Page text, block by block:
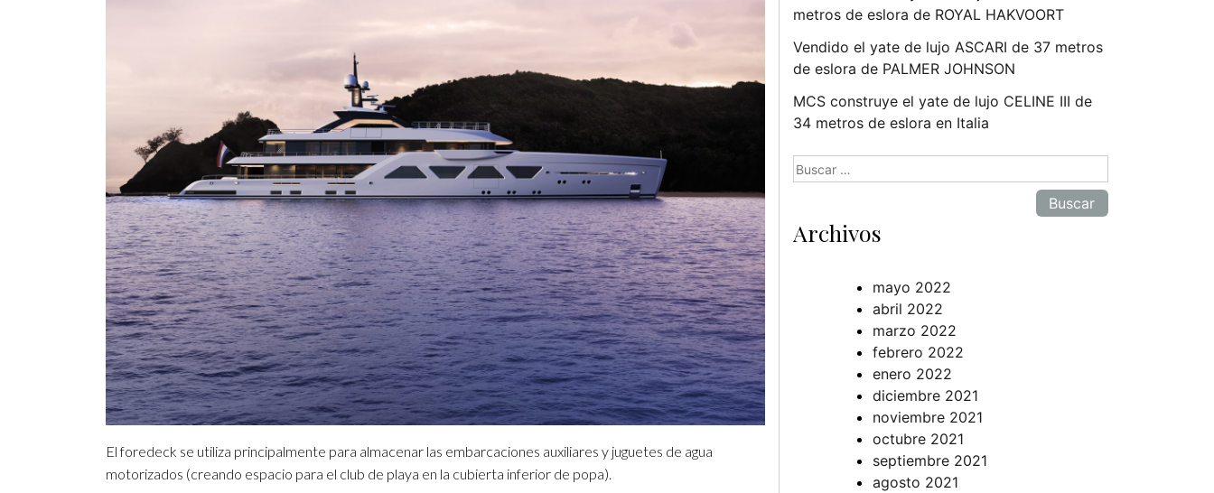
El foredeck se utiliza principalmente para almacenar las embarcaciones auxiliares y juguetes de agua
motorizados (creando espacio para el club de playa en la cubierta inferior de popa).
metros de eslora de ROYAL HAKVOORT
Vendido el yate de lujo ASCARI de 37 metros
de eslora de PALMER JOHNSON
MCS construye el yate de lujo CELINE III de
34 metros de eslora en Italia
Buscar:
Archivos
mayo 2022
abril 2022
marzo 2022
febrero 2022
enero 2022
diciembre 2021
noviembre 2021
octubre 2021
septiembre 2021
agosto 2021